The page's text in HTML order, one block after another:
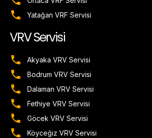
Yatağan VRF Servisi
VRV Servisi
Akyaka VRV Servisi
Bodrum VRV Servisi
Dalaman VRV Servisi
Fethiye VRV Servisi
Göcek VRV Servisi
Köyceğiz VRV Servisi